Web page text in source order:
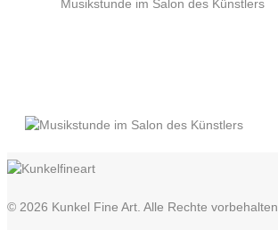
Musikstunde im Salon des Künstlers
© 2026 Kunkel Fine Art. Alle Rechte vorbehalten.